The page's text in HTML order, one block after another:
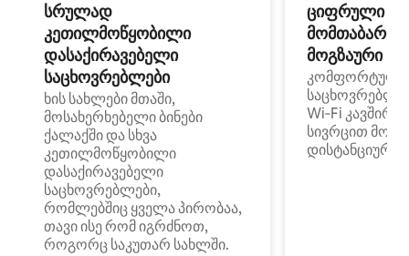
სრულად
კეთილმოწყობილი
დასაქირავებელი
საცხოვრებლები
ხის სახლები მთაში,
მოსახერხებელი ბინები
ქალაქში და სხვა
კეთილმოწყობილი
დასაქირავებელი
საცხოვრებლები,
რომლებშიც ყველა პირობაა,
თავი ისე რომ იგრძნოთ,
როგორც საკუთარ სახლში.
ციფრული
მოგზაური
კომფორტული
Wi‑Fi
სივრცით
დისტანციური